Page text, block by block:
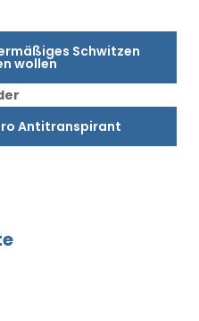
Schwitzen
wollen
Antitranspirant